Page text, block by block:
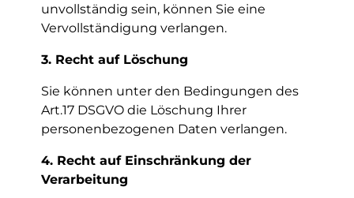
unvollständig sein, können Sie eine
Vervollständigung verlangen.
3. Recht auf Löschung
Sie können unter den Bedingungen des
Art.17 DSGVO die Löschung Ihrer
personenbezogenen Daten verlangen.
4. Recht auf Einschränkung der
Verarbeitung